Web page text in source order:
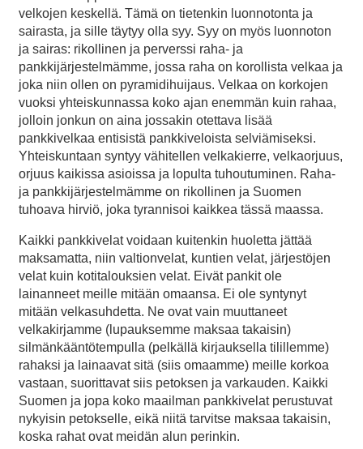
velkojen keskellä. Tämä on tietenkin luonnotonta ja
sairasta, ja sille täytyy olla syy. Syy on myös luonnoton
ja sairas: rikollinen ja perverssi raha- ja
pankkijärjestelmämme, jossa raha on korollista velkaa ja
joka niin ollen on pyramidihuijaus. Velkaa on korkojen
vuoksi yhteiskunnassa koko ajan enemmän kuin rahaa,
jolloin jonkun on aina jossakin otettava lisää
pankkivelkaa entisistä pankkiveloista selviämiseksi.
Yhteiskuntaan syntyy vähitellen velkakierre, velkaorjuus,
orjuus kaikissa asioissa ja lopulta tuhoutuminen. Raha-
ja pankkijärjestelmämme on rikollinen ja Suomen
tuhoava hirviö, joka tyrannisoi kaikkea tässä maassa.
Kaikki pankkivelat voidaan kuitenkin huoletta jättää
maksamatta, niin valtionvelat, kuntien velat, järjestöjen
velat kuin kotitalouksien velat. Eivät pankit ole
lainanneet meille mitään omaansa. Ei ole syntynyt
mitään velkasuhdetta. Ne ovat vain muuttaneet
velkakirjamme (lupauksemme maksaa takaisin)
silmänkääntötempulla (pelkällä kirjauksella tilillemme)
rahaksi ja lainaavat sitä (siis omaamme) meille korkoa
vastaan, suorittavat siis petoksen ja varkauden. Kaikki
Suomen ja jopa koko maailman pankkivelat perustuvat
nykyisin petokselle, eikä niitä tarvitse maksaa takaisin,
koska rahat ovat meidän alun perinkin.